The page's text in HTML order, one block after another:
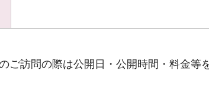
ご訪問の際は公開日・公開時間・料金等